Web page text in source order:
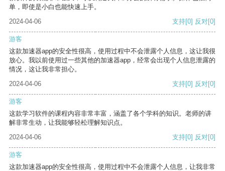
单，即使是小白也能快速上手。
2024-04-06
支持[0] 反对[0]
游客
这款加速器app的安全性很高，使用过程中不会泄露个人信息，这让我很
放心。我以前使用过一些其他的加速器app，经常会出现个人信息泄露的
情况，这让我非常担心。
2024-04-06
支持[0] 反对[0]
游客
这款学习软件的课程内容非常丰富，涵盖了各个学科的知识。老师的讲
解非常生动，让我能够轻松理解知识点。
2024-04-06
支持[0] 反对[0]
游客
这款加速器app的安全性很高，使用过程中不会泄露个人信息，让我非常